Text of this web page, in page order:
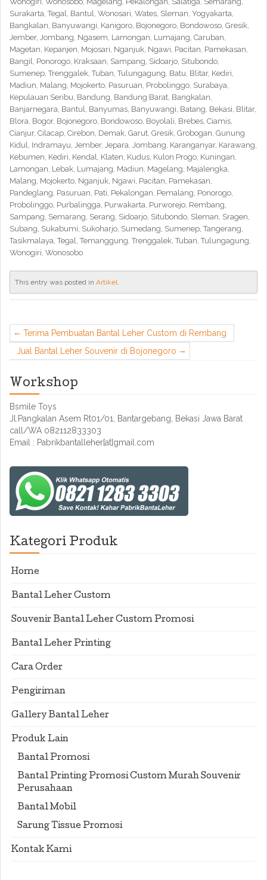
Surakarta, Tegal, Bantul, Wonosari, Wates, Sleman, Yogyakarta,
Bangkalan, Banyuwangi, Kanigoro, Bojonegoro, Bondowoso, Gresik,
Jember, Jombang, Ngasem, Lamongan, Lumajang, Caruban,
Magetan, Kepanjen, Mojosari, Nganjuk, Ngawi, Pacitan, Pamekasan,
Bangil, Ponorogo, Kraksaan, Sampang, Sidoarjo, Situbondo,
Sumenep, Trenggalek, Tuban, Tulungagung, Batu, Blitar, Kediri,
Madiun, Malang, Mojokerto, Pasuruan, Probolinggo, Surabaya,
Kepulauan Seribu, Bandung, Bandung Barat, Bangkalan,
Banjarnegara, Bantul, Banyumas, Banyuwangi, Batang, Bekasi, Blitar,
Blora, Bogor, Bojonegoro, Bondowoso, Boyolali, Brebes, Ciamis,
Cianjur, Cilacap, Cirebon, Demak, Garut, Gresik, Grobogan, Gunung
Kidul, Indramayu, Jember, Jepara, Jombang, Karanganyar, Karawang,
Kebumen, Kediri, Kendal, Klaten, Kudus, Kulon Progo, Kuningan,
Lamongan, Lebak, Lumajang, Madiun, Magelang, Majalengka,
Malang, Mojokerto, Nganjuk, Ngawi, Pacitan, Pamekasan,
Pandeglang, Pasuruan, Pati, Pekalongan, Pemalang, Ponorogo,
Probolinggo, Purbalingga, Purwakarta, Purworejo, Rembang,
Sampang, Semarang, Serang, Sidoarjo, Situbondo, Sleman, Sragen,
Subang, Sukabumi, Sukoharjo, Sumedang, Sumenep, Tangerang,
Tasikmalaya, Tegal, Temanggung, Trenggalek, Tuban, Tulungagung,
Wonogiri, Wonosobo
This entry was posted in Artikel.
Terima Pembuatan Bantal Leher Custom di Rembang
Jual Bantal Leher Souvenir di Bojonegoro
Workshop
Bsmile Toys
Jl.Pangkalan Asem Rt01/01, Bantargebang, Bekasi Jawa Barat
call/WA 082112833303
Email : Pabrikbantalleher[at]gmail.com
Kategori Produk
Home
Bantal Leher Custom
Souvenir Bantal Leher Custom Promosi
Bantal Leher Printing
Cara Order
Pengiriman
Gallery Bantal Leher
Produk Lain
Bantal Promosi
Bantal Printing Promosi Custom Murah Souvenir
Perusahaan
Bantal Mobil
Sarung Tissue Promosi
Kontak Kami